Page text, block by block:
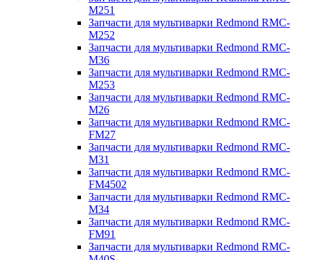
M251
Запчасти для мультиварки Redmond RMC-
M252
Запчасти для мультиварки Redmond RMC-
M36
Запчасти для мультиварки Redmond RMC-
M253
Запчасти для мультиварки Redmond RMC-
M26
Запчасти для мультиварки Redmond RMC-
FM27
Запчасти для мультиварки Redmond RMC-
M31
Запчасти для мультиварки Redmond RMC-
FM4502
Запчасти для мультиварки Redmond RMC-
M34
Запчасти для мультиварки Redmond RMC-
FM91
Запчасти для мультиварки Redmond RMC-